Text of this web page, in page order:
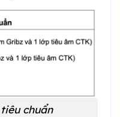
chuẩn